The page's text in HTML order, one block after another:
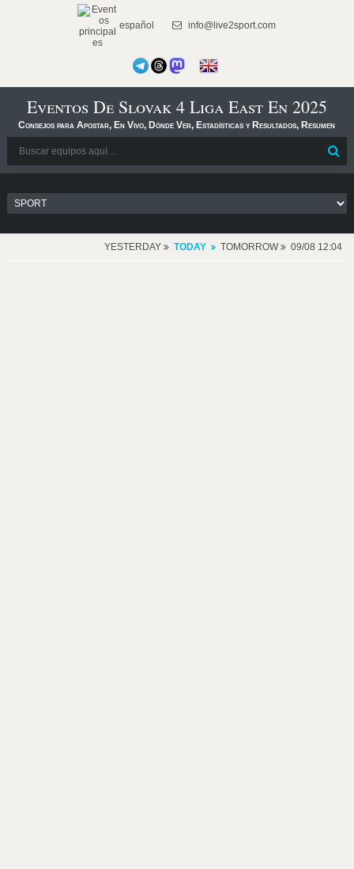
español info@live2sport.com
Eventos De Slovak 4 Liga East En 2025
Consejos para Apostar, En Vivo, Dónde Ver, Estadísticas y Resultados, Resumen
YESTERDAY TODAY TOMORROW 09/08 12:04